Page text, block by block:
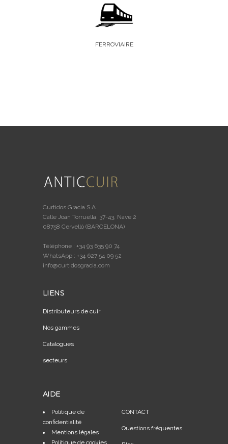
FERROVIAIRE
Curtidos Gracia S.A
Calle Joan Torruella, 37-43, Nave 2
08758 Cervelló (BARCELONA)
Téléphone : +34 93 635 90 74
WhatsApp : +34 627 54 09 52
info@curtidosgracia.com
LIENS
Distributeurs de cuir
Nos gammes
Catalogues
secteurs
AIDE
Politique de
confidentialité
Mentions légales
CONTACT
Questions fréquentes